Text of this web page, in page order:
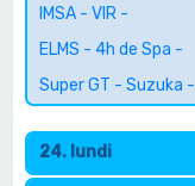
IMSA - VIR -
ELMS - 4h de Spa -
Super GT - Suzuka -
24. lundi